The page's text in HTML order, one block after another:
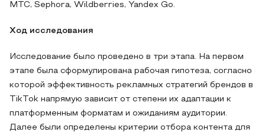
МТС, Sephora, Wildberries, Yandex Go.
Ход исследования
Исследование было проведено в три этапа. На первом
этапе была сформулирована рабочая гипотеза, согласно
которой эффективность рекламных стратегий брендов в
TikTok напрямую зависит от степени их адаптации к
платформенным форматам и ожиданиям аудитории.
Далее были определены критерии отбора контента для